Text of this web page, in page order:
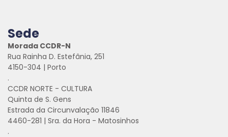
Sede
Morada CCDR-N
Rua Rainha D. Estefânia, 251
4150-304 | Porto
.
CCDR NORTE - CULTURA
Quinta de S. Gens
Estrada da Circunvalação 11846
4460-281 | Sra. da Hora - Matosinhos
.